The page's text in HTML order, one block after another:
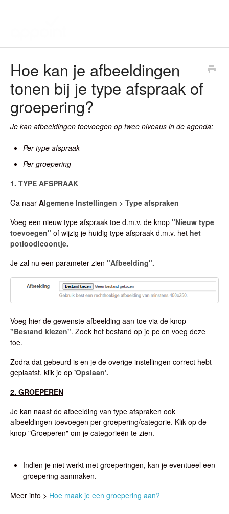
Hoe kan je afbeeldingen
tonen bij je type afspraak of
groepering?
Je kan afbeeldingen toevoegen op twee niveaus in de agenda:
Per type afspraak
Per groepering
1. TYPE AFSPRAAK
Ga naar Algemene Instellingen > Type afspraken
Voeg een nieuw type afspraak toe d.m.v. de knop "Nieuw type
toevoegen" of wijzig je huidig type afspraak d.m.v. het het
potloodicoontje.
Je zal nu een parameter zien "Afbeelding".
Voeg hier de gewenste afbeelding aan toe via de knop
"Bestand kiezen". Zoek het bestand op je pc en voeg deze
toe.
Zodra dat gebeurd is en je de overige instellingen correct hebt
geplaatst, klik je op 'Opslaan'.
2. GROEPEREN
Je kan naast de afbeelding van type afspraken ook
afbeeldingen toevoegen per groepering/categorie. Klik op de
knop "Groeperen" om je categorieën te zien.
Indien je niet werkt met groeperingen, kan je eventueel een
groepering aanmaken.
Meer info > Hoe maak je een groepering aan?